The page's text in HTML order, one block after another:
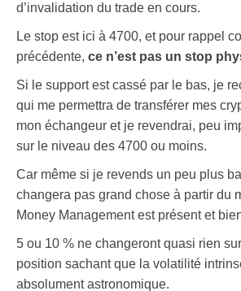
d’invalidation du trade en cours.
Le stop est ici à 4700, et pour rappel
précédente, ce n’est pas un stop
Si le support est cassé par le bas, je
qui me permettra de transférer mes
mon échangeur et je revendrai, peu
sur le niveau des 4700 ou moins.
Car même si je revends un peu plus
changera pas grand chose à partir du
Money Management est présent et
5 ou 10 % ne changeront quasi rien
position sachant que la volatilité
absolument astronomique.